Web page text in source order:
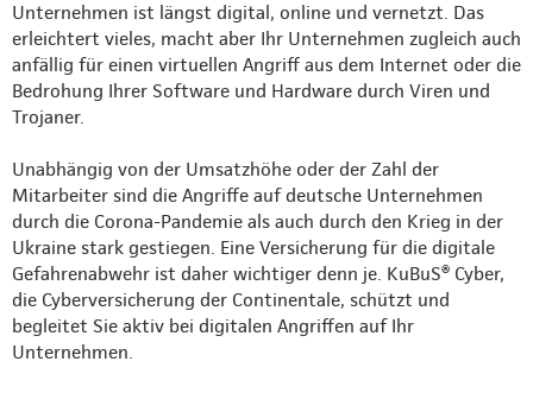
Unternehmen ist längst digital, online und vernetzt. Das
erleichtert vieles, macht aber Ihr Unternehmen zugleich auch
anfällig für einen virtuellen Angriff aus dem Internet oder die
Bedrohung Ihrer Software und Hardware durch Viren und
Trojaner.
Unabhängig von der Umsatzhöhe oder der Zahl der
Mitarbeiter sind die Angriffe auf deutsche Unternehmen
durch die Corona-Pandemie als auch durch den Krieg in der
Ukraine stark gestiegen. Eine Versicherung für die digitale
Gefahrenabwehr ist daher wichtiger denn je. KuBuS® Cyber,
die Cyberversicherung der Continentale, schützt und
begleitet Sie aktiv bei digitalen Angriffen auf Ihr
Unternehmen.